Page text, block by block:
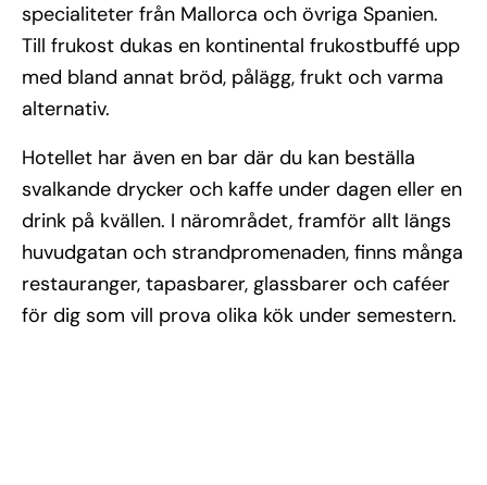
specialiteter från Mallorca och övriga Spanien.
Till frukost dukas en kontinental frukostbuffé upp
med bland annat bröd, pålägg, frukt och varma
alternativ.
Hotellet har även en bar där du kan beställa
svalkande drycker och kaffe under dagen eller en
drink på kvällen. I närområdet, framför allt längs
huvudgatan och strandpromenaden, finns många
restauranger, tapasbarer, glassbarer och caféer
för dig som vill prova olika kök under semestern.